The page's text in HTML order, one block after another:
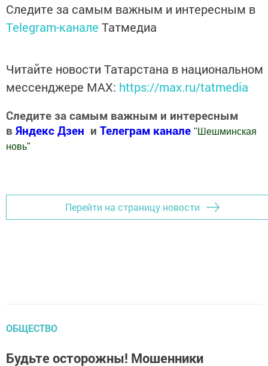
Следите за самым важным и интересным в
Telegram-канале Татмедиа
Читайте новости Татарстана в национальном
мессенджере MАХ: https://max.ru/tatmedia
Следите за самым важным и интересным
в Яндекс Дзен и Телеграм канале " Шешминская
новь"
Перейти на страницу новости
ОБЩЕСТВО
Будьте осторожны! Мошенники